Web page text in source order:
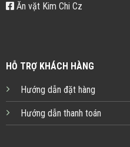
Ăn vặt Kim Chi Cz
HỖ TRỢ KHÁCH HÀNG
Hướng dẫn đặt hàng
Hướng dẫn thanh toán